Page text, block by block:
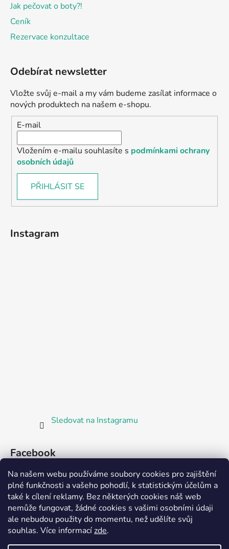
Na našem webu používáme soubory cookies pro zajištění
plné funkčnosti a vašeho pohodlí, k statistickým účelům a
také k cílení reklamy. Bez některých cookies náš web
nemůže fungovat, žádné cookies s vašimi osobními údaji
ale nebudou použity do momentu, než udělíte svůj
souhlas. Více informacízde.
Jak pečovat o boty?!
Ceník
Rezervace konzultace
Odebírat newsletter
Vložte svůj e-mail a my vám budeme zasílat informace o
nových produktech na našem e-shopu.
E-mail
Vložením e-mailu souhlasíte s podmínkami ochrany
osobních údajů
PŘIHLÁSIT SE
Instagram
Sledovat na Instagramu
Facebook
Partnerská prodejna Barefoot Plzeň